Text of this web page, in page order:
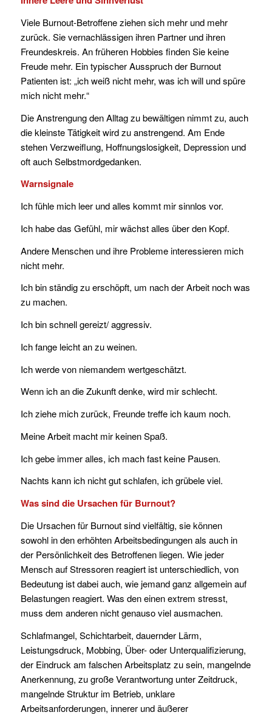
Viele Burnout-Betroffene ziehen sich mehr und mehr
zurück. Sie vernachlässigen ihren Partner und ihren
Freundeskreis. An früheren Hobbies finden Sie keine
Freude mehr. Ein typischer Ausspruch der Burnout
Patienten ist: „ich weiß nicht mehr, was ich will und spüre
mich nicht mehr.“
Die Anstrengung den Alltag zu bewältigen nimmt zu, auch
die kleinste Tätigkeit wird zu anstrengend. Am Ende
stehen Verzweiflung, Hoffnungslosigkeit, Depression und
oft auch Selbstmordgedanken.
Warnsignale
Ich fühle mich leer und alles kommt mir sinnlos vor.
Ich habe das Gefühl, mir wächst alles über den Kopf.
Andere Menschen und ihre Probleme interessieren mich
nicht mehr.
Ich bin ständig zu erschöpft, um nach der Arbeit noch was
zu machen.
Ich bin schnell gereizt/ aggressiv.
Ich fange leicht an zu weinen.
Ich werde von niemandem wertgeschätzt.
Wenn ich an die Zukunft denke, wird mir schlecht.
Ich ziehe mich zurück, Freunde treffe ich kaum noch.
Meine Arbeit macht mir keinen Spaß.
Ich gebe immer alles, ich mach fast keine Pausen.
Nachts kann ich nicht gut schlafen, ich grübele viel.
Was sind die Ursachen für Burnout?
Die Ursachen für Burnout sind vielfältig, sie können
sowohl in den erhöhten Arbeitsbedingungen als auch in
der Persönlichkeit des Betroffenen liegen. Wie jeder
Mensch auf Stressoren reagiert ist unterschiedlich, von
Bedeutung ist dabei auch, wie jemand ganz allgemein auf
Belastungen reagiert. Was den einen extrem stresst,
muss dem anderen nicht genauso viel ausmachen.
Schlafmangel, Schichtarbeit, dauernder Lärm,
Leistungsdruck, Mobbing, Über- oder Unterqualifizierung,
der Eindruck am falschen Arbeitsplatz zu sein, mangelnde
Anerkennung, zu große Verantwortung unter Zeitdruck,
mangelnde Struktur im Betrieb, unklare
Arbeitsanforderungen, innerer und äußerer